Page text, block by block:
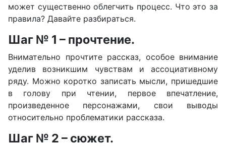
может существенно облегчить процесс. Что это за
правила? Давайте разбираться.
Шаг № 1 – прочтение.
Внимательно прочтите рассказ, особое внимание
уделив возникшим чувствам и ассоциативному
ряду. Можно коротко записать мысли, пришедшие
в голову при чтении, первое впечатление,
произведенное персонажами, свои выводы
относительно проблематики рассказа.
Шаг № 2 – сюжет.